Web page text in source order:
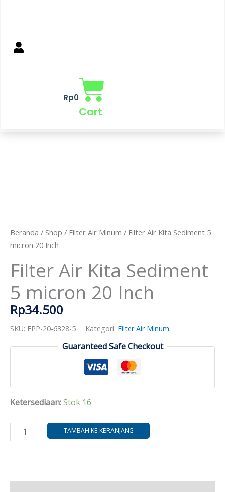
Rp0
Cart
Beranda / Shop / Filter Air Minum / Filter Air Kita Sediment 5
micron 20 Inch
Filter Air Kita Sediment
5 micron 20 Inch
Rp34.500
SKU: FPP-20-6328-5 Kategori: Filter Air Minum
Guaranteed Safe Checkout
Ketersediaan:Stok 16
5
micron
Inch
TAMBAH KE KERANJANG